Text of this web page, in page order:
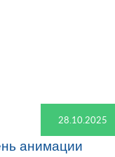
28.10.2025
анимации